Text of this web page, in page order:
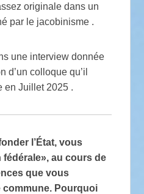
originale dans un
par le jacobinisme .
une interview donnée
d’un colloque qu’il
en Juillet 2025 .
l’État, vous
au cours de
que vous
Pourquoi